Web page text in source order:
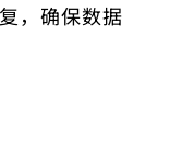
，确保数据